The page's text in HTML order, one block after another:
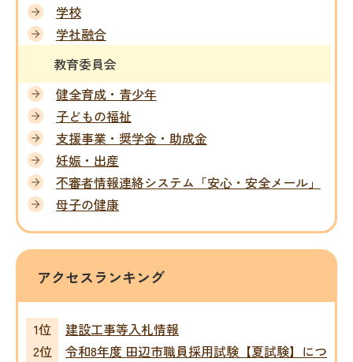
学校
学社融合
教育委員会
健全育成・青少年
子どもの福祉
支援事業・奨学金・助成金
妊娠・出産
不審者情報連絡システム「安心・安全メール」
母子の健康
アクセスランキング
建設工事等入札情報
令和8年度 田辺市職員採用試験【夏試験】につ